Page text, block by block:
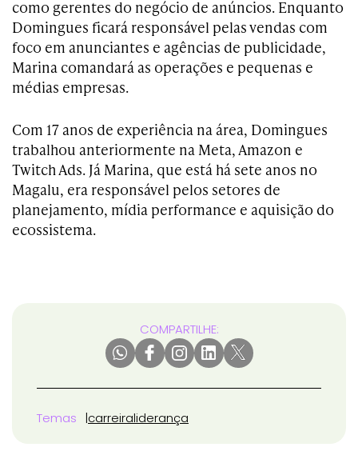
como gerentes do negócio de anúncios. Enquanto
Domingues ficará responsável pelas vendas com
foco em anunciantes e agências de publicidade,
Marina comandará as operações e pequenas e
médias empresas.
Com 17 anos de experiência na área, Domingues
trabalhou anteriormente na Meta, Amazon e
Twitch Ads. Já Marina, que está há sete anos no
Magalu, era responsável pelos setores de
planejamento, mídia performance e aquisição do
ecossistema.
COMPARTILHE:
Temas carreiraliderança